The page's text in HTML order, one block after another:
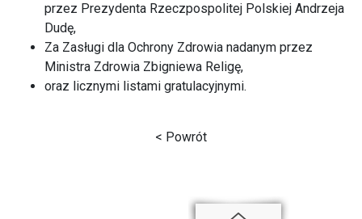
przez Prezydenta Rzeczpospolitej Polskiej Andrzeja
Dudę,
Za Zasługi dla Ochrony Zdrowia nadanym przez
Ministra Zdrowia Zbigniewa Religę,
oraz licznymi listami gratulacyjnymi.
< Powrót